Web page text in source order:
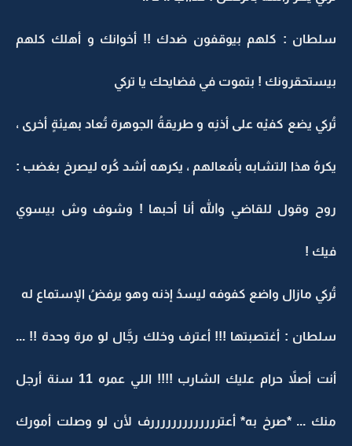
سلطان : كلهم بيوقفون ضدك !! أخوانك و أهلك كلهم
بيستحقرونك ! بتموت في فضايحك يا تركي
تُركي يضع كفيْه على أذنِه و طريقةُ الجوهرة تُعاد بهيئةٍ أخرى ،
يكرهُ هذا التشابه بأفعالهم ، يكرهه أشد كُره ليصرخ بغضب :
روح وقول للقاضي والله أنا أحبها ! وشوف وش بيسوي
فيك !
تُركي مازال واضع كفوفه ليسدُ إذنه وهو يرفضُ الإستماع له
سلطان : أغتصبتها !!! أعترف وخلك رجَّال لو مرة وحدة !! ...
أنت أصلاً حرام عليك الشارب !!!! اللي عمره 11 سنة أرجل
منك ... *صرخ به* أعترررررررررررررف لأن لو وصلت أمورك